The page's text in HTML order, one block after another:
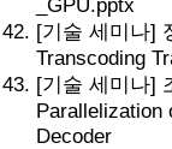
_GPU.pptx
[기술 세미나]
Transcoding
[기술 세미나]
Parallelization
Decoder